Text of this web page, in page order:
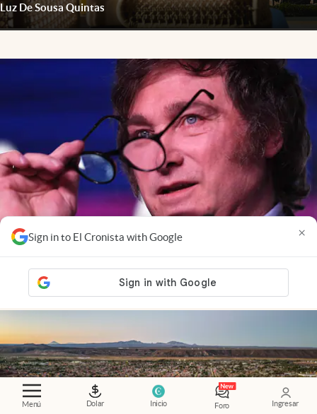
Menú Dolar Inicio Foro Ingresar
Sign in to El Cronista with Google ×
Luz De Sousa Quintas
influye la política en las inversiones